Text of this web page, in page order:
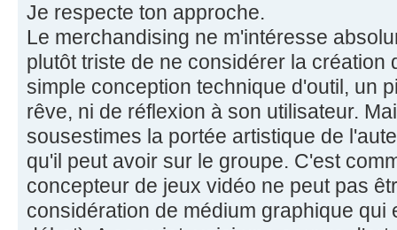
Je respecte ton approche.
Le merchandising ne m'intéresse
plutôt triste de ne considérer la création
simple conception technique d'outil, un
rêve, ni de réflexion à son utilisateur.
sousestimes la portée artistique de
qu'il peut avoir sur le groupe. C'est
concepteur de jeux vidéo ne peut pas
considération de médium graphique qui